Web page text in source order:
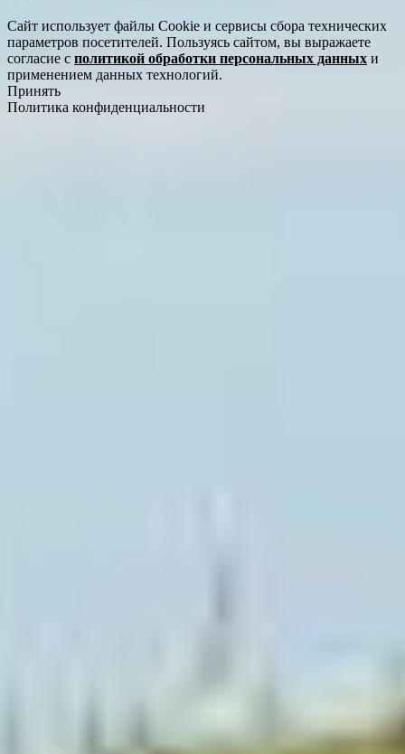
Сайт использует файлы Cookie и сервисы сбора технических
параметров посетителей. Пользуясь сайтом, вы выражаете
согласие с политикой обработки персональных данных и
применением данных технологий.
Принять
Политика конфиденциальности